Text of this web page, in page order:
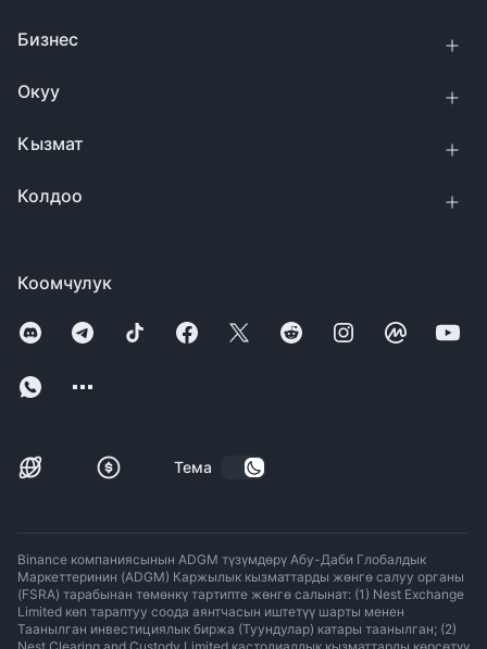
Коомчулук
Тема
Бизнес
Окуу
Кызмат
Колдоо
Binance компаниясынын ADGM түзүмдөрү Абу-Даби Глобалдык
Маркеттеринин (ADGM) Каржылык кызматтарды жөнгө салуу органы
(FSRA) тарабынан төмөнкү тартипте жөнгө салынат: (1) Nest Exchange
Limited көп тараптуу соода аянтчасын иштетүү шарты менен
Таанылган инвестициялык биржа (Туундулар) катары таанылган; (2)